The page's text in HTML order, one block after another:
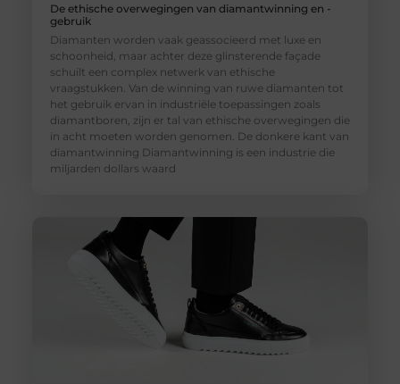
De ethische overwegingen van diamantwinning en -
gebruik
Diamanten worden vaak geassocieerd met luxe en
schoonheid, maar achter deze glinsterende façade
schuilt een complex netwerk van ethische
vraagstukken. Van de winning van ruwe diamanten tot
het gebruik ervan in industriële toepassingen zoals
diamantboren, zijn er tal van ethische overwegingen die
in acht moeten worden genomen. De donkere kant van
diamantwinning Diamantwinning is een industrie die
miljarden dollars waard